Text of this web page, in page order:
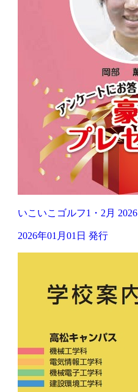
いこいこゴルフ1・2月 2026
2026年01月01日 発行